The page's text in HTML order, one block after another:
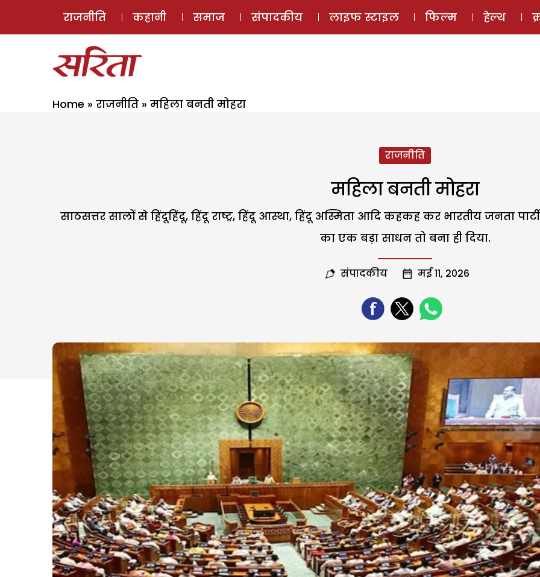
ई-मैगज़ीन
राजनीति कहानी समाज संपादकीय लाइफ स्टाइल फिल्म हेल्थ
Home » राजनीति » महिला बनती मोहरा
राजनीति
महिला बनती मोहरा
साठसत्तर सालों से हिंदूहिंदू, हिंदू राष्ट्र, हिंदू आस्था, हिंदू अस्मिता आदि कहकह कर भारतीय जनता
का एक बड़ा साधन तो बना ही दिया.
संपादकीय मई 11, 2026